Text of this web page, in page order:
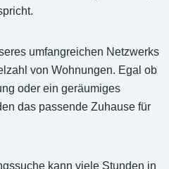
umfangreichen Netzwerks
von Wohnungen. Egal ob
oder ein geräumiges
das passende Zuhause für
kann viele Stunden in